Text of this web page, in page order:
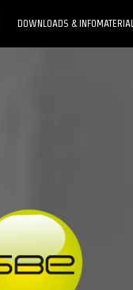
DOWNLOADS & INFOMATERIAL